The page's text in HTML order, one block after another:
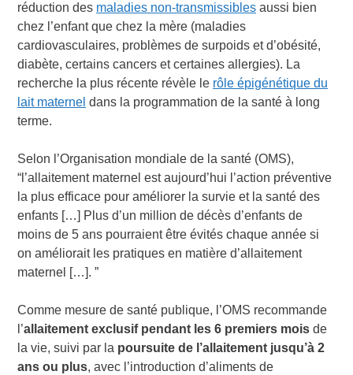
réduction des maladies non-transmissibles aussi bien
chez l’enfant que chez la mère (maladies
cardiovasculaires, problèmes de surpoids et d’obésité,
diabète, certains cancers et certaines allergies). La
recherche la plus récente révèle le rôle épigénétique du
lait maternel dans la programmation de la santé à long
terme.
Selon l’Organisation mondiale de la santé (OMS),
“l’allaitement maternel est aujourd’hui l’action préventive
la plus efficace pour améliorer la survie et la santé des
enfants […] Plus d’un million de décès d’enfants de
moins de 5 ans pourraient être évités chaque année si
on améliorait les pratiques en matière d’allaitement
maternel […]. ”
Comme mesure de santé publique, l’OMS recommande
l’allaitement exclusif pendant les 6 premiers mois de
la vie, suivi par la poursuite de l’allaitement jusqu’à 2
ans ou plus, avec l’introduction d’aliments de